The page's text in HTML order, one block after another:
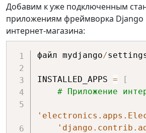
Добавим к уже подключенным
приложениям фреймворка
интернет-магазина:
файл mydjango/
INSTALLED_APPS =
[
# Приложение